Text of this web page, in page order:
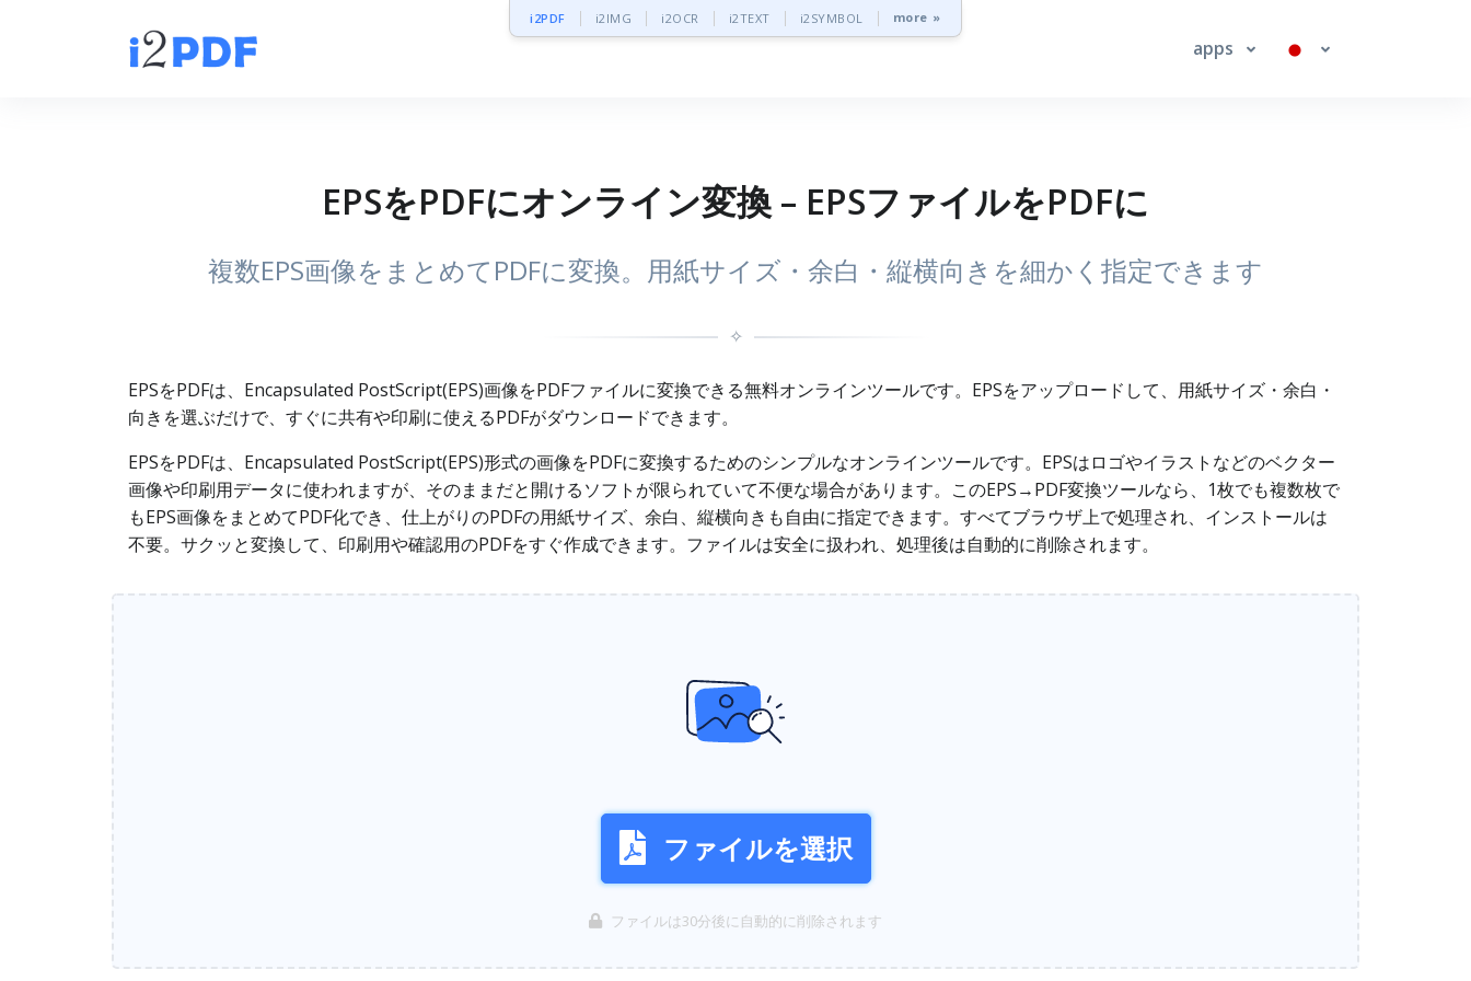
i2PDF i2IMG i2OCR i2TEXT i2SYMBOL more »
apps
EPSをPDFにオンライン変換 – EPSファイルをPDFに
複数EPS画像をまとめてPDFに変換。用紙サイズ・余白・縦横向きを細かく指定できます
✧
EPSをPDFは、Encapsulated PostScript(EPS)画像をPDFファイルに変換できる無料オンラインツールです。EPSをアップロードして、用紙サイズ・余白・
向きを選ぶだけで、すぐに共有や印刷に使えるPDFがダウンロードできます。
EPSをPDFは、Encapsulated PostScript(EPS)形式の画像をPDFに変換するためのシンプルなオンラインツールです。EPSはロゴやイラストなどのベクター
画像や印刷用データに使われますが、そのままだと開けるソフトが限られていて不便な場合があります。このEPS→PDF変換ツールなら、1枚でも複数枚で
もEPS画像をまとめてPDF化でき、仕上がりのPDFの用紙サイズ、余白、縦横向きも自由に指定できます。すべてブラウザ上で処理され、インストールは
不要。サクッと変換して、印刷用や確認用のPDFをすぐ作成できます。ファイルは安全に扱われ、処理後は自動的に削除されます。
ファイルを選択
ファイルは30分後に自動的に削除されます